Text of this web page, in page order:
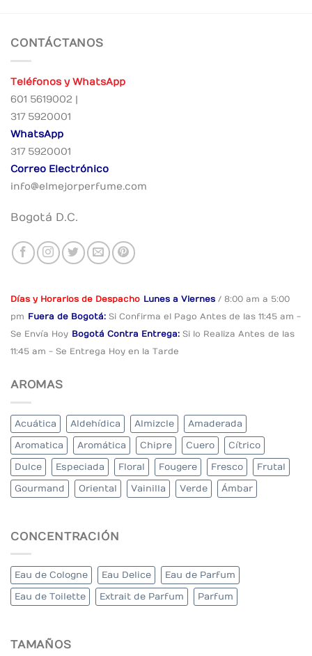
CONTÁCTANOS
Teléfonos y WhatsApp
601 5619002 |
317 5920001
WhatsApp
317 5920001
Correo Electrónico
info@elmejorperfume.com
Bogotá D.C.
Días y Horarios de Despacho Lunes a Viernes / 8:00 am a 5:00
pm Fuera de Bogotá: Si Confirma el Pago Antes de las 11:45 am -
Se Envía Hoy Bogotá Contra Entrega: Si lo Realiza Antes de las
11:45 am - Se Entrega Hoy en la Tarde
AROMAS
Acuática Aldehídica Almizcle Amaderada
Aromatica Aromática Chipre Cuero Cítrico
Dulce Especiada Floral Fougere Fresco Frutal
Gourmand Oriental Vainilla Verde Ámbar
CONCENTRACIÓN
Eau de Cologne Eau Delice Eau de Parfum
Eau de Toilette Extrait de Parfum Parfum
TAMAÑOS